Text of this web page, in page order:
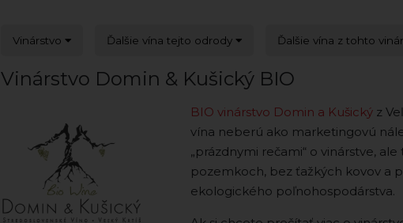
Vinárstvo Ďalšie vína tejto odrody Ďalšie vína z tohto
Vinárstvo Domin & Kušický BIO
BIO vinárstvo Domin a Kušický z
vína neberú ako marketingovú
„prázdnymi rečami“ o vinárstve,
pozemkoch, bez ťažkých kovov a
ekologického poľnohospodárstva.